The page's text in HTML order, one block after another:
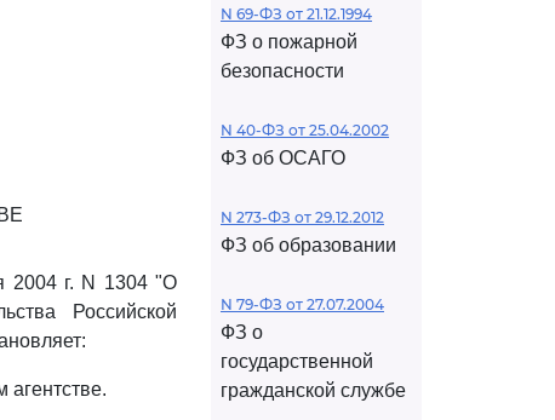
2004 г. N 1304 "О
Российской
N 69-ФЗ от 21.12.1994
ФЗ о пожарной
безопасности
N 40-ФЗ от 25.04.2002
ФЗ об ОСАГО
N 273-ФЗ от 29.12.2012
ФЗ об образовании
N 79-ФЗ от 27.07.2004
ФЗ о
государственной
гражданской службе